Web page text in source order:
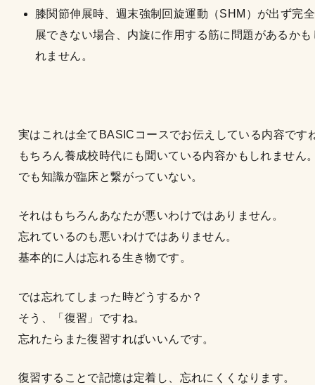
膝関節伸展時、週末強制回旋運動（SHM）が出ず完
展できない場合、内旋に作用する筋に問題があるかも
れません。
実はこれは全てBASICコースでお伝えしている内容です
もちろん養成校時代にも聞いている内容かもしれません
でも知識が臨床と繋がっていない。
それはもちろんあなたが悪いわけではありません。
忘れているのも悪いわけではありません。
基本的に人は忘れる生き物です。
では忘れてしまった時どうするか？
そう、「復習」ですね。
忘れたらまた復習すればいいんです。
復習することで記憶は定着し、忘れにくくなります。